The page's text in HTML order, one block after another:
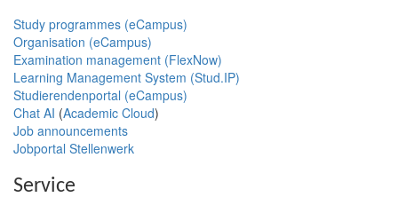
Study programmes (eCampus)
Organisation (eCampus)
Examination management (FlexNow)
Learning Management System (Stud.IP)
Studierendenportal (eCampus)
Chat AI (Academic Cloud)
Job announcements
Jobportal Stellenwerk
Service